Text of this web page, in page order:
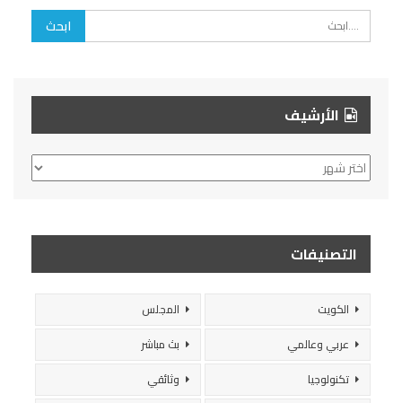
الأرشيف
الأرشيف
التصنيفات
الكويت
المجلس
عربي وعالمي
بث مباشر
تكنولوجيا
وثائقي